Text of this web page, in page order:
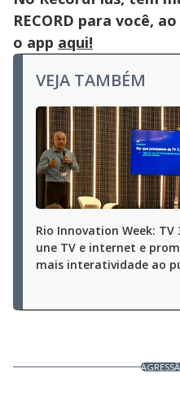
RECORD para você,
o app aqui!
VEJA TAMBÉM
Rio Innovation Week: TV
une TV e internet e
mais interatividade ao